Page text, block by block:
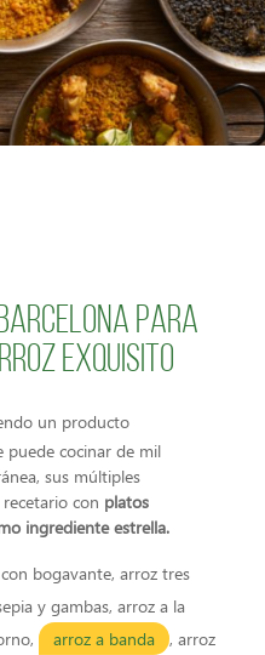
para
exquisito
un producto
puede cocinar de mil
sus múltiples
con platos
ingrediente estrella.
bogavante, arroz tres
y gambas, arroz a la
arroz a banda
, arroz